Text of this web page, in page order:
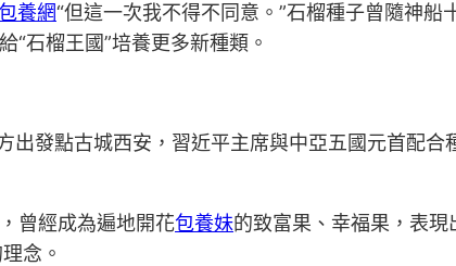
養網“但這一次我不得不同意。”石榴種子曾隨神船
“石榴王國”培養更多新種類。
出發點古城西安，習近平主席與中亞五國元首配合
曾經成為遍地開花包養妹的致富果、幸福果，表
念。